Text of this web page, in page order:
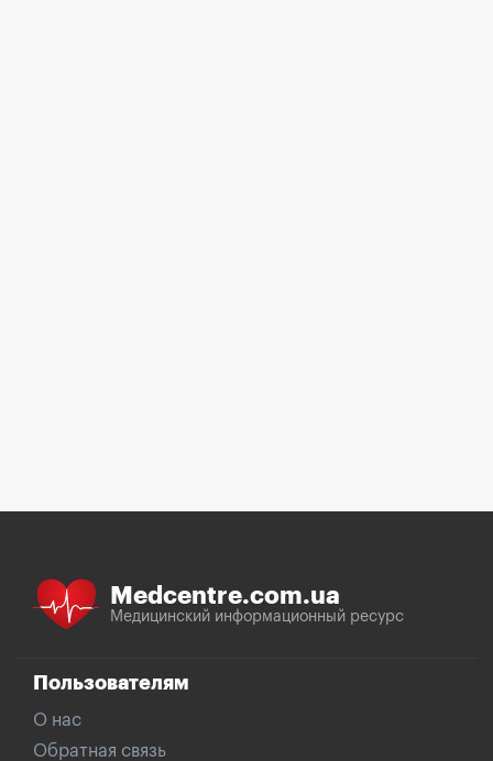
Medcentre.com.ua
Медицинский информационный ресурс
Пользователям
О нас
Обратная связь